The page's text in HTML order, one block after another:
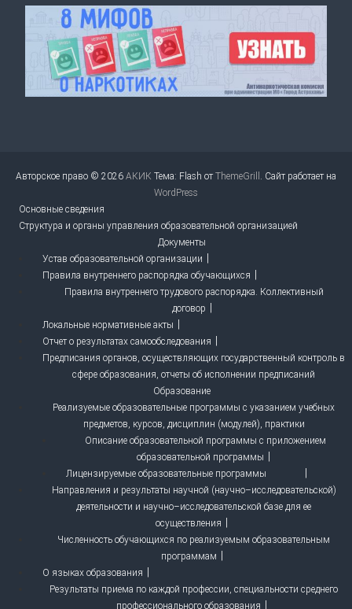
Авторское право © 2026 АКИК Тема: Flash отThemeGrill . Сайт работает на
WordPress
Основные сведения
Структура и органы управления образовательной организацией
Документы
Устав образовательной организации
Правила внутреннего распорядка обучающихся
Правила внутреннего трудового распорядка. Коллективный
договор
Локальные нормативные акты
Отчет о результатах самообследования
Предписания органов, осуществляющих государственный контроль в
сфере образования, отчеты об исполнении предписаний
Образование
Реализуемые образовательные программы с указанием учебных
предметов, курсов, дисциплин (модулей), практики
Описание образовательной программы с приложением
образовательной программы
Лицензируемые образовательные программы
Направления и результаты научной (научно–исследовательской)
деятельности и научно–исследовательской базе для ее
осуществления
Численность обучающихся по реализуемым образовательным
программам
О языках образования
Результаты приема по каждой профессии, специальности среднего
профессионального образования